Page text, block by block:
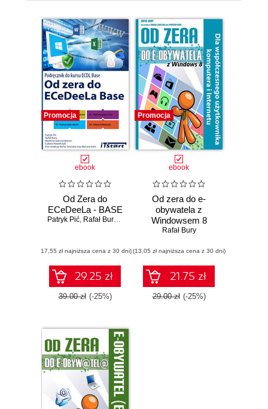
Promocja
ebook
Od Zera do
ECeDeeLa - BASE
Patryk Pić, Rafał Bury , Marlena Gancarzewicz,Łukasz Pawełczyk
(17,55 zł najniższa cena z 30 dni)
29.25 zł
39.00 zł (-25%)
Promocja
ebook
Od zera do e-
obywatela z
Windowsem 8
Rafał Bury
(13,05 zł najniższa cena z 30 dni)
21.75 zł
29.00 zł (-25%)